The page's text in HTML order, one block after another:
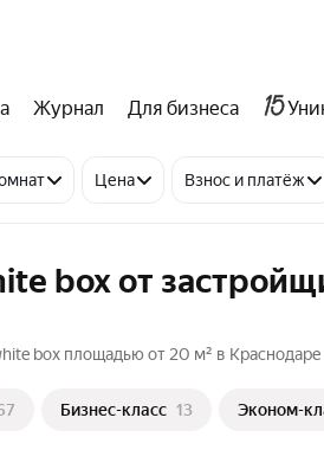
Журнал Для бизнеса
Цена Взнос и платёж
box от
box площадью от 20 м² в
Бизнес-класс 13 Эконом-